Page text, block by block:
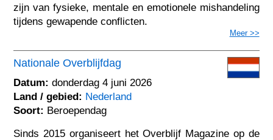
zijn van fysieke, mentale en emotionele mishandeling
tijdens gewapende conflicten.
Meer >>
Nationale Overblijfdag
Datum: donderdag 4 juni 2026
Land / gebied: Nederland
Soort: Beroependag
Sinds 2015 organiseert het Overblijf Magazine op de